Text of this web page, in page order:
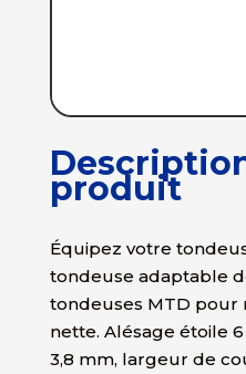
produit
Équipez votre
tondeuse adaptable
tondeuses MTD
nette. Alésage étoile
3,8 mm, largeur de